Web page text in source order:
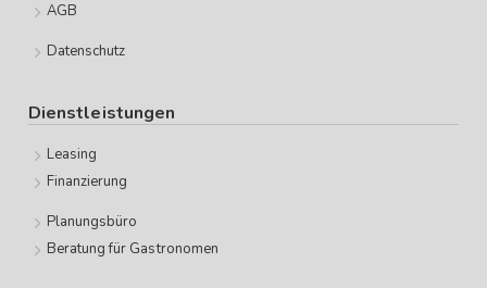
AGB
Datenschutz
Dienstleistungen
Leasing
Finanzierung
Planungsbüro
Beratung für Gastronomen